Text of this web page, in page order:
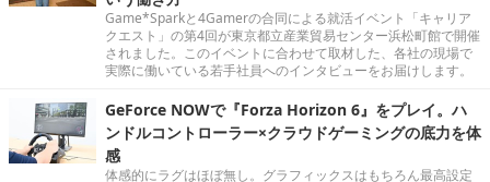
Game*Sparkと4Gamerの合同による就活イベント「キャリア
クエスト」の第4回が東京都立産業貿易センター浜松町館で開催
されました。このイベントに合わせて取材した、各社の現場で
実際に働いている若手社員へのインタビューをお届けします。
GeForce NOWで『Forza Horizon 6』をプレイ。ハ
ンドルコントローラー×クラウドゲーミングの底力を体
感
体感的にラグはほぼ無し。グラフィックスはもちろん最高設定